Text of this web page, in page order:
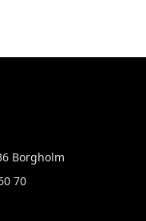
Borgholm
70